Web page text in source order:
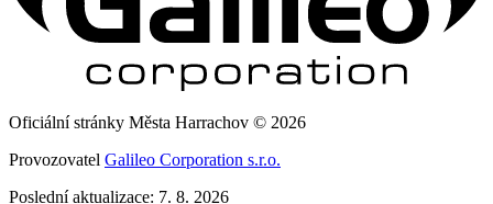
Oficiální stránky Města Harrachov © 2026
Provozovatel Galileo Corporation s.r.o.
Poslední aktualizace: 7. 8. 2026